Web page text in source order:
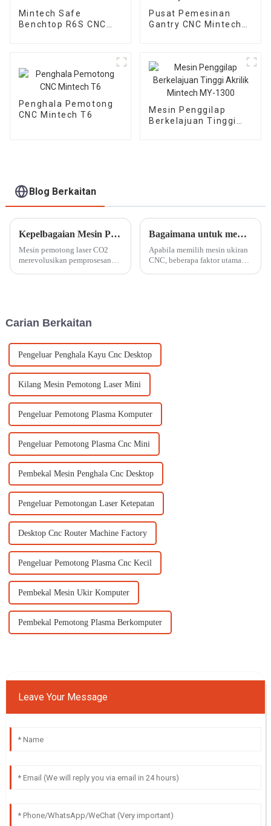
Mintech Safe
Benchtop R6S CNC
Pusat Pemesinan
Gantry CNC Mintech
Penghala Pemotong
CNC Mintech T6
Mesin Penggilap
Berkelajuan Tinggi
Blog Berkaitan
Kepelbagaian Mesin Pemotong Laser CO2: Daripada DIY kepada Aplikasi Perindustrian
Mesin pemotong laser CO2
merevolusikan pemprosesan
Bagaimana untuk memilih penghala cnc yang betul untuk memenuhi keperluan anda?
Apabila memilih mesin ukiran
CNC, beberapa faktor utama
Carian Berkaitan
Pengeluar Penghala Kayu Cnc Desktop
Kilang Mesin Pemotong Laser Mini
Pengeluar Pemotong Plasma Komputer
Pengeluar Pemotong Plasma Cnc Mini
Pembekal Mesin Penghala Cnc Desktop
Pengeluar Pemotongan Laser Ketepatan
Desktop Cnc Router Machine Factory
Pengeluar Pemotong Plasma Cnc Kecil
Pembekal Mesin Ukir Komputer
Pembekal Pemotong Plasma Berkomputer
Leave Your Message